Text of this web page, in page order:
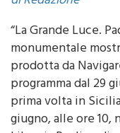
“La Grande Luce.
monumentale
prodotta da
programma dal 29
prima volta in
giugno, alle ore
Libreria Paoline di